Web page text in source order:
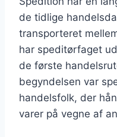
de tidlige
transporteret
har speditørfaget
de første
begyndelsen var
handelsfolk, der
varer på vegne af